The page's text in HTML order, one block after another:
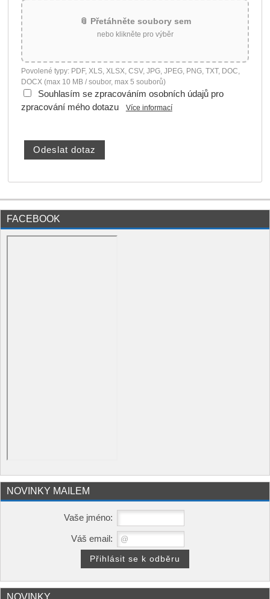
📎 Přetáhněte soubory sem
nebo klikněte pro výběr
Povolené typy: PDF, XLS, XLSX, CSV, JPG, JPEG, PNG, TXT, DOC,
DOCX (max 10 MB / soubor, max 5 souborů)
Souhlasím se zpracováním osobních údajů pro
zpracování mého dotazu
Více informací
FACEBOOK
NOVINKY MAILEM
Vaše jméno:
Váš email:
NOVINKY